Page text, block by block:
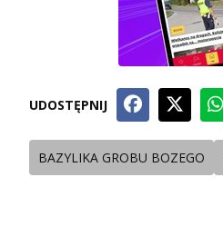
UDOSTĘPNIJ
BAZYLIKA GROBU BOZEGO